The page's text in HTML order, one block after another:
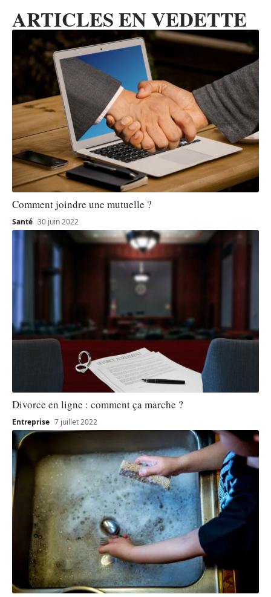
ARTICLES EN VEDETTE
Comment joindre une mutuelle ?
Santé 30 juin 2022
Divorce en ligne : comment ça marche ?
Entreprise 7 juillet 2022